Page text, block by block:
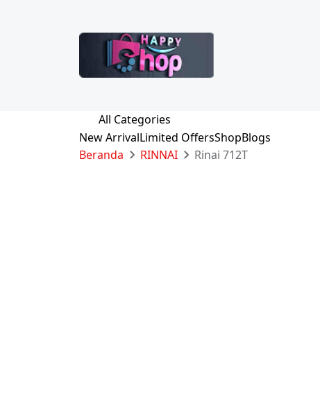
All Categories
New ArrivalLimited OffersShopBlogs
Beranda
RINNAI Rinai 712T